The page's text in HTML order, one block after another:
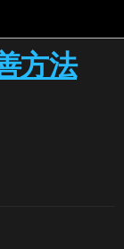
方法